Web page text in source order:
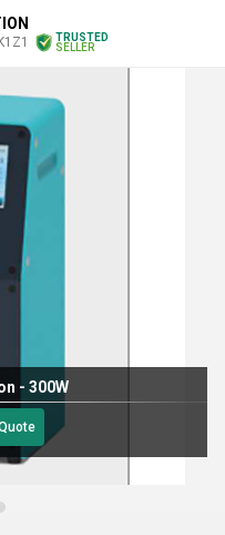
TRUSTED
SELLER
- 300W